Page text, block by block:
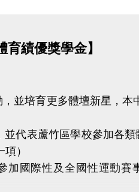
績優獎學金】
並培育更多體壇新星，本
代表蘆竹區學校參加各
）
加國際性及全國性運動賽